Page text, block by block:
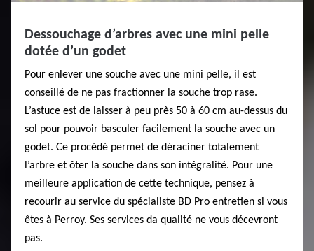
Dessouchage d’arbres avec une mini pelle
dotée d’un godet
Pour enlever une souche avec une mini pelle, il est
conseillé de ne pas fractionner la souche trop rase.
L’astuce est de laisser à peu près 50 à 60 cm au-dessus du
sol pour pouvoir basculer facilement la souche avec un
godet. Ce procédé permet de déraciner totalement
l’arbre et ôter la souche dans son intégralité. Pour une
meilleure application de cette technique, pensez à
recourir au service du spécialiste BD Pro entretien si vous
êtes à Perroy. Ses services da qualité ne vous décevront
pas.